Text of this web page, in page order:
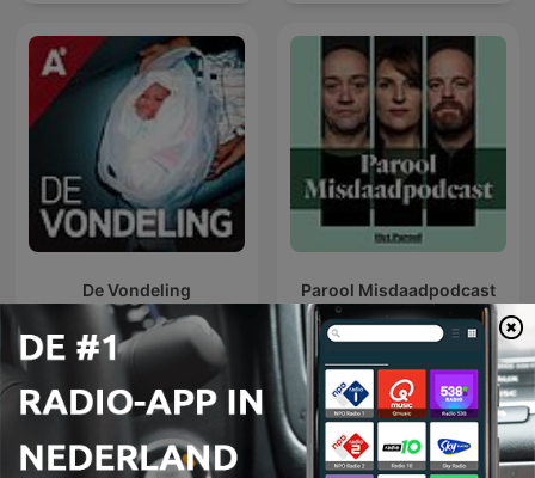
De Vondeling Parool Misdaadpodcast